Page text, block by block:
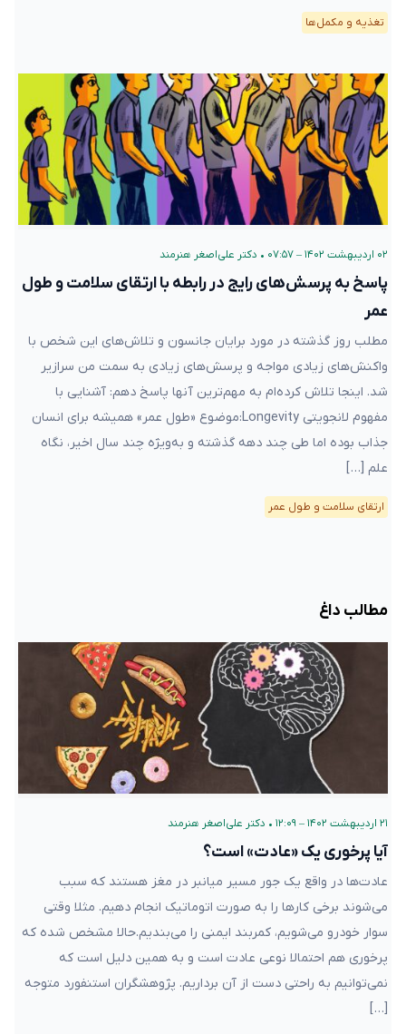
تغذیه و مکمل‌ها
۰۲ اردیبهشت ۱۴۰۲ – ۰۷:۵۷ • دکتر علی‌اصغر هنرمند
پاسخ به پرسش‌های رایج در رابطه با ارتقای سلامت و طول
عمر
مطلب روز گذشته در مورد برایان جانسون و تلاش‌های این شخص با
واکنش‌های زیادی مواجه و پرسش‌های زیادی به سمت من سرازیر
شد. اینجا تلاش کرده‌ام به مهم‌ترین آنها پاسخ دهم: آشنایی با
مفهوم لانجویتی Longevity:موضوع «طول عمر» همیشه برای انسان
جذاب بوده اما طی چند دهه گذشته و‌ به‌ویژه چند سال اخیر، نگاه
علم […]
ارتقای سلامت و طول عمر
مطالب داغ
۲۱ اردیبهشت ۱۴۰۲ – ۱۲:۰۹ • دکتر علی‌اصغر هنرمند
آیا پرخوری یک «عادت» است؟
عادت‌ها در واقع یک جور مسیر میانبر در مغز هستند که سبب
می‌شوند برخی کارها را به صورت اتوماتیک انجام دهیم. مثلا وقتی
سوار خودرو می‌شویم، کمربند ایمنی را می‌بندیم.حالا مشخص شده که
پرخوری هم احتمالا نوعی عادت است و به همین دلیل است که
نمی‌توانیم به راحتی دست از آن برداریم. پژوهشگران استنفورد متوجه
[…]